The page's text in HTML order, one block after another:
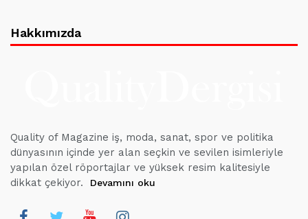
Hakkımızda
Quality of Magazine iş, moda, sanat, spor ve politika
dünyasının içinde yer alan seçkin ve sevilen isimleriyle
yapılan özel röportajlar ve yüksek resim kalitesiyle
dikkat çekiyor.
Devamını oku